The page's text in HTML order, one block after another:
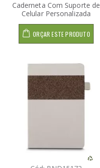
Caderneta Com Suporte de
Celular Personalizada
ORÇAR ESTE PRODUTO